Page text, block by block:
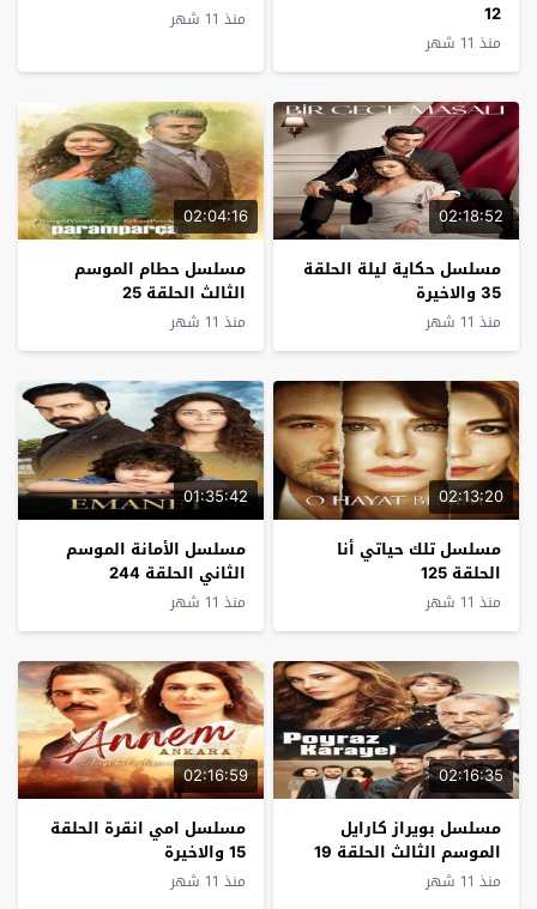
12
منذ 11 شهر
منذ 11 شهر
02:18:52
مسلسل حكاية ليلة الحلقة
35 والاخيرة
منذ 11 شهر
02:04:16
مسلسل حطام الموسم
الثالث الحلقة 25
منذ 11 شهر
02:13:20
مسلسل تلك حياتي أنا
الحلقة 125
منذ 11 شهر
01:35:42
مسلسل الأمانة الموسم
الثاني الحلقة 244
منذ 11 شهر
02:16:35
مسلسل بويراز كارايل
الموسم الثالث الحلقة 19
منذ 11 شهر
02:16:59
مسلسل امي انقرة الحلقة
15 والاخيرة
منذ 11 شهر